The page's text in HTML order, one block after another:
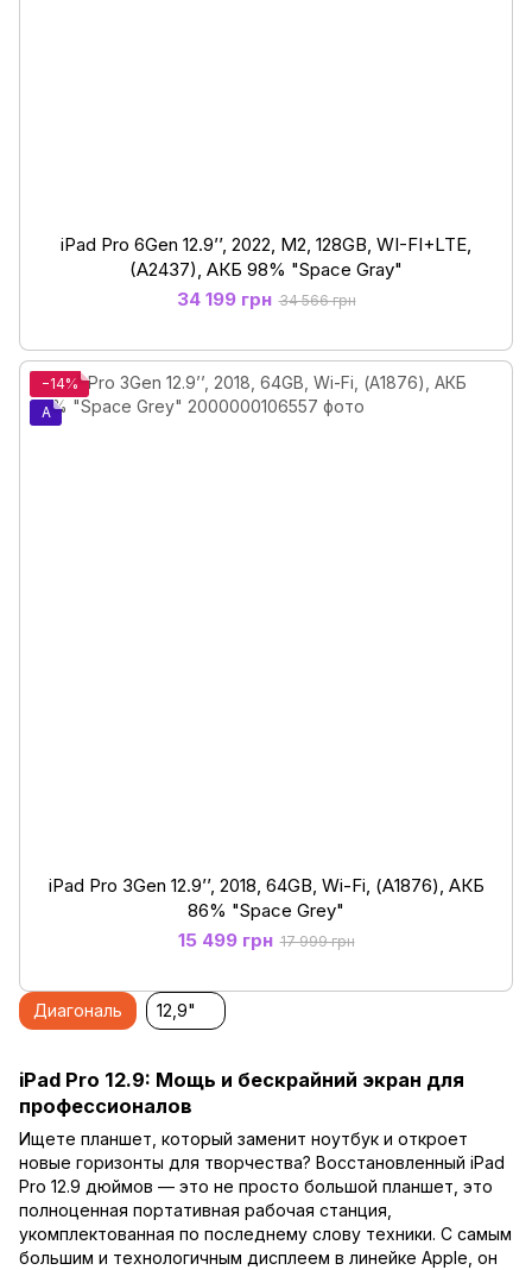
iPad Pro 6Gen 12.9’’, 2022, М2, 128GB, WI-FI+LTE,
(A2437), АКБ 98% "Space Gray"
34 199 грн 34 566 грн
−14%
A
iPad Pro 3Gen 12.9’’, 2018, 64GB, Wi-Fi, (А1876), АКБ
86% "Space Grey"
15 499 грн 17 999 грн
iPad Pro 12.9: Мощь и бескрайний экран для
профессионалов
Ищете планшет, который заменит ноутбук и откроет
новые горизонты для творчества? Восстановленный iPad
Pro 12.9 дюймов — это не просто большой планшет, это
полноценная портативная рабочая станция,
укомплектованная по последнему слову техники. С самым
большим и технологичным дисплеем в линейке Apple, он
Диагональ 12,9"